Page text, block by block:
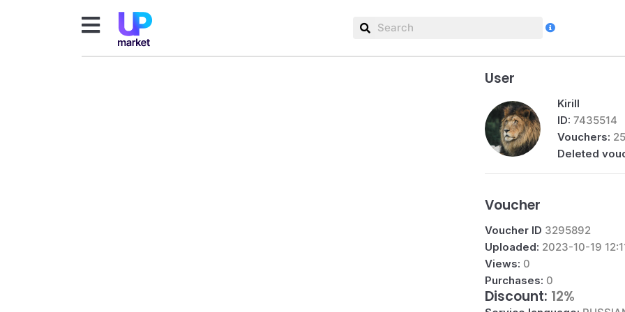
User
Kirill
ID: 7435514
Vouchers:
Deleted
Voucher
Voucher ID 3295892
Uploaded: 2023-10-19
Views: 0
Purchases: 0
Discount: 12%